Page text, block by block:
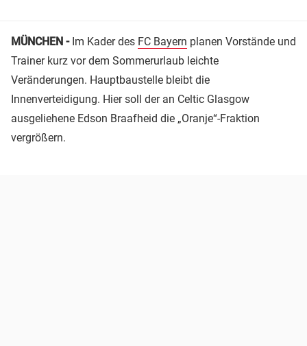
MÜNCHEN - Im Kader des FC Bayern planen Vorstände und
Trainer kurz vor dem Sommerurlaub leichte
Veränderungen. Hauptbaustelle bleibt die
Innenverteidigung. Hier soll der an Celtic Glasgow
ausgeliehene Edson Braafheid die „Oranje“-Fraktion
vergrößern.